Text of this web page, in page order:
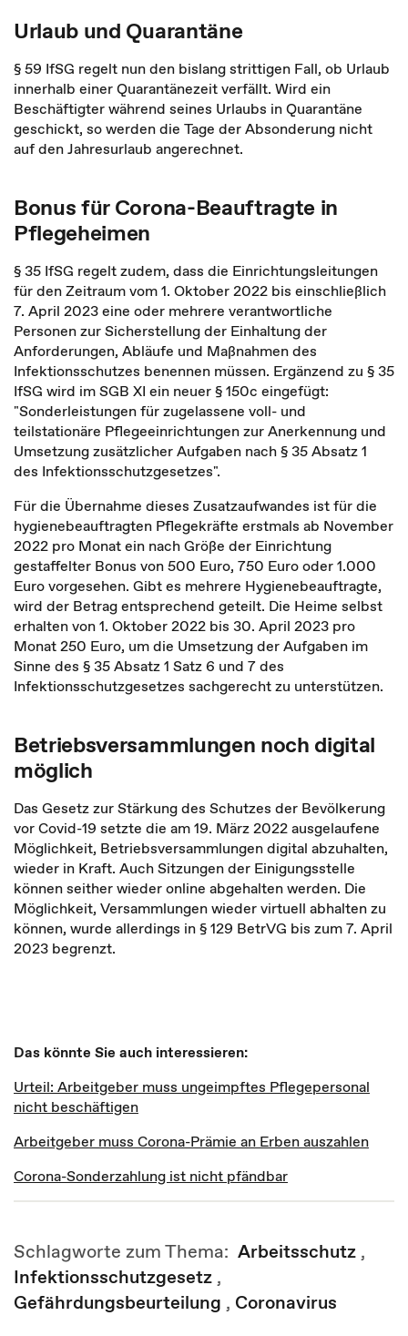
Urlaub und Quarantäne
§ 59 IfSG regelt nun den bislang strittigen Fall, ob Urlaub
innerhalb einer Quarantänezeit verfällt. Wird ein
Beschäftigter während seines Urlaubs in Quarantäne
geschickt, so werden die Tage der Absonderung nicht
auf den Jahresurlaub angerechnet.
Bonus für Corona-Beauftragte in
Pflegeheimen
§ 35 IfSG regelt zudem, dass die Einrichtungsleitungen
für den Zeitraum vom 1. Oktober 2022 bis einschließlich
7. April 2023 eine oder mehrere verantwortliche
Personen zur Sicherstellung der Einhaltung der
Anforderungen, Abläufe und Maßnahmen des
Infektionsschutzes benennen müssen. Ergänzend zu § 35
IfSG wird im SGB XI ein neuer § 150c eingefügt:
"Sonderleistungen für zugelassene voll- und
teilstationäre Pflegeeinrichtungen zur Anerkennung und
Umsetzung zusätzlicher Aufgaben nach § 35 Absatz 1
des Infektionsschutzgesetzes".
Für die Übernahme dieses Zusatzaufwandes ist für die
hygienebeauftragten Pflegekräfte erstmals ab November
2022 pro Monat ein nach Größe der Einrichtung
gestaffelter Bonus von 500 Euro, 750 Euro oder 1.000
Euro vorgesehen. Gibt es mehrere Hygienebeauftragte,
wird der Betrag entsprechend geteilt. Die Heime selbst
erhalten von 1. Oktober 2022 bis 30. April 2023 pro
Monat 250 Euro, um die Umsetzung der Aufgaben im
Sinne des § 35 Absatz 1 Satz 6 und 7 des
Infektionsschutzgesetzes sachgerecht zu unterstützen.
Betriebsversammlungen noch digital
möglich
Das Gesetz zur Stärkung des Schutzes der Bevölkerung
vor Covid-19 setzte die am 19. März 2022 ausgelaufene
Möglichkeit, Betriebsversammlungen digital abzuhalten,
wieder in Kraft. Auch Sitzungen der Einigungsstelle
können seither wieder online abgehalten werden. Die
Möglichkeit, Versammlungen wieder virtuell abhalten zu
können, wurde allerdings in § 129 BetrVG bis zum 7. April
2023 begrenzt.
Das könnte Sie auch interessieren:
Urteil: Arbeitgeber muss ungeimpftes Pflegepersonal
nicht beschäftigen
Arbeitgeber muss Corona-Prämie an Erben auszahlen
Corona-Sonderzahlung ist nicht pfändbar
Schlagworte zum Thema: Arbeitsschutz ,
Infektionsschutzgesetz ,
Gefährdungsbeurteilung , Coronavirus